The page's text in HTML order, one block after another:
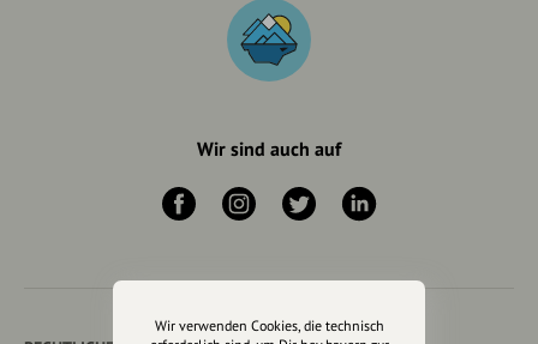
Wir sind auch auf
Wir verwenden Cookies, die technisch